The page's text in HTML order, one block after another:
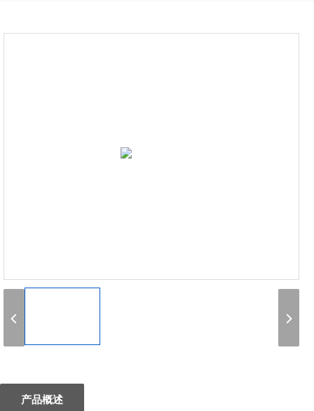
产品概述